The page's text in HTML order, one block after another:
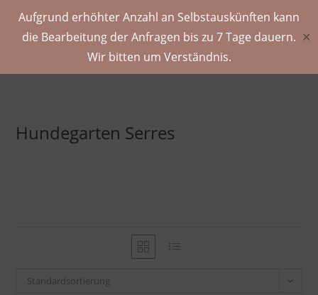
Aufgrund erhöhter Anzahl an Selbstauskünften kann
die Bearbeitung der Anfragen bis zu 7 Tage dauern.
Wir bitten um Verständnis.
✕
Hundegarten Serres
Standardsortierung